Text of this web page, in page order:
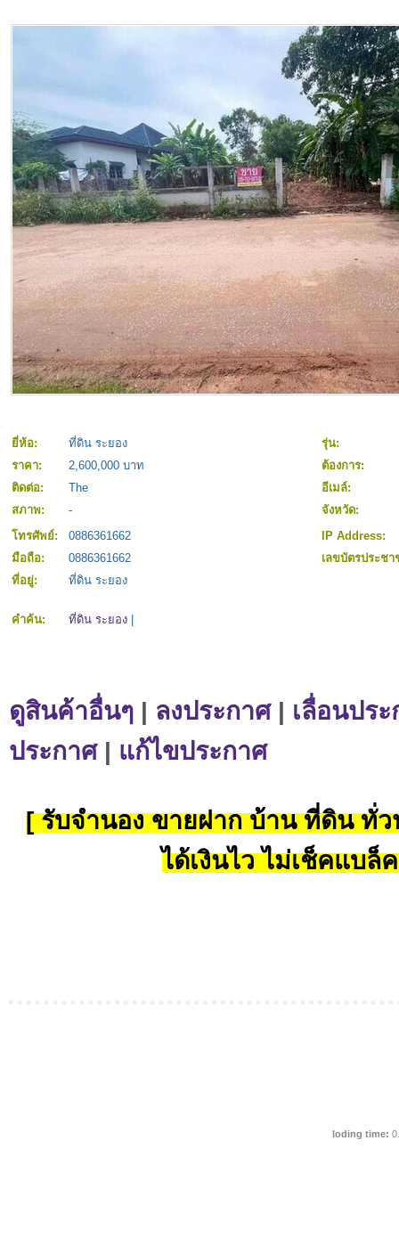
ยี่ห้อ: ที่ดิน ระยอง
รุ่น:
ราคา:
2,600,000 บาท
ต้องการ:
ติดต่อ:
The
อีเมล์:
สภาพ:
-
จังหวัด:
โทรศัพย์:
0886361662
IP Address:
มือถือ:
0886361662
เลขบัตรประช
ที่อยู่:
ที่ดิน ระยอง
คำค้น: ที่ดิน ระยอง
ดูสินค้าอื่นๆ | ลงประกาศ| เลื่อนปร
ประกาศ| แก้ไขประกาศ
[ รับจำนอง ขายฝาก บ้าน ที่ดิน ทั่ว
ได้เงินไว ไม่เช็คแบล็
loding time: